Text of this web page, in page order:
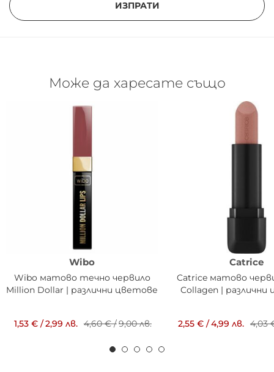
ИЗПРАТИ
Може да харесате също
Wibo
Wibo матово течно червило
Million Dollar | различни цветове
1,53 €/2,99 лв. 4,60 €/9,00 лв.
Catrice
Catrice матово
Collagen |
2,55 € /4,99 лв. 4,03